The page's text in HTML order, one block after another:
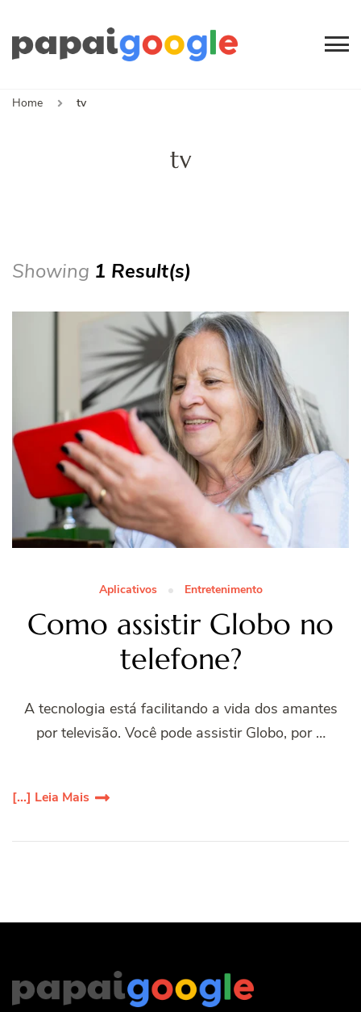
Home
tv
tv
Showing 1 Result(s)
Aplicativos Entretenimento
Como assistir Globo no
telefone?
A tecnologia está facilitando a vida dos amantes
por televisão. Você pode assistir Globo, por …
[...] Leia Mais